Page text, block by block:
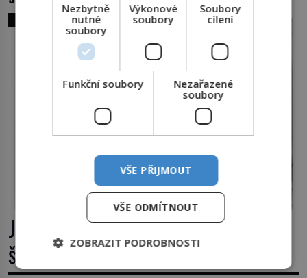
SVĚT ZLOČINU
James Whitey Bulger: Práskač, co
šel po práskačích
Nezbytně
nutné
soubory
Výkonové
soubory
Soubory
cílení
Funkční soubory
Nezařazené
soubory
VŠE PŘIJMOUT
VŠE ODMÍTNOUT
ZOBRAZIT PODROBNOSTI